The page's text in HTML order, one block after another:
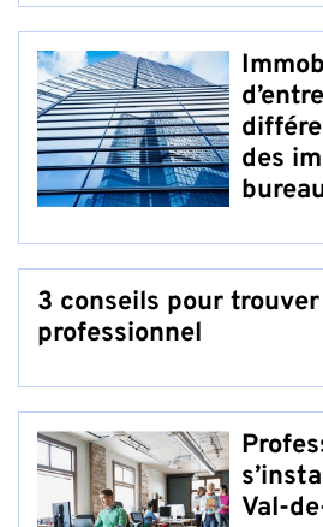
des
3 conseils pour
professionnel
Val-